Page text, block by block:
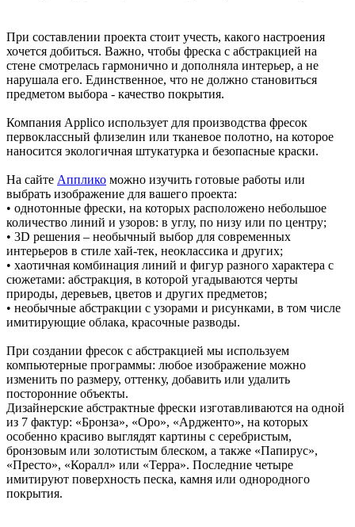
При составлении проекта стоит учесть, какого настроения
хочется добиться. Важно, чтобы фреска с абстракцией на
стене смотрелась гармонично и дополняла интерьер, а не
нарушала его. Единственное, что не должно становиться
предметом выбора - качество покрытия.
Компания Applico использует для производства фресок
первоклассный флизелин или тканевое полотно, на которое
наносится экологичная штукатурка и безопасные краски.
На сайте Апплико можно изучить готовые работы или
выбрать изображение для вашего проекта:
• однотонные фрески, на которых расположено небольшое
количество линий и узоров: в углу, по низу или по центру;
• 3D решения – необычный выбор для современных
интерьеров в стиле хай-тек, неоклассика и других;
• хаотичная комбинация линий и фигур разного характера с
сюжетами: абстракция, в которой угадываются черты
природы, деревьев, цветов и других предметов;
• необычные абстракции с узорами и рисунками, в том числе
имитирующие облака, красочные разводы.
При создании фресок с абстракцией мы используем
компьютерные программы: любое изображение можно
изменить по размеру, оттенку, добавить или удалить
посторонние объекты.
Дизайнерские абстрактные фрески изготавливаются на одной
из 7 фактур: «Бронза», «Оро», «Ардженто», на которых
особенно красиво выглядят картины с серебристым,
бронзовым или золотистым блеском, а также «Папирус»,
«Престо», «Коралл» или «Терра». Последние четыре
имитируют поверхность песка, камня или однородного
покрытия.